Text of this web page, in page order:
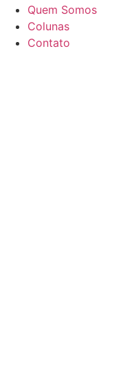
Quem Somos
Colunas
Contato